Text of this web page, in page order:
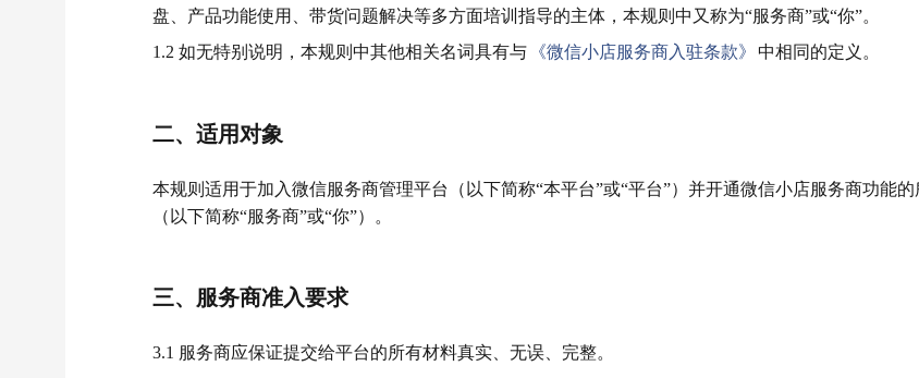
盘、产品功能使用、带货问题解决等多方面培训指导的主体，本规则中又称为“服务商”或“你”。
1.2 如无特别说明，本规则中其他相关名词具有与
《微信小店服务商入驻条款》 中相同的定义。
二、适用对象
本规则适用于加入微信服务商管理平台（以下简称“本平台”或“平台”）并开通微信小店服务商功能的
（以下简称“服务商”或“你”）。
三、 服务商准入要求
3.1 服务商应保证提交给平台的所有材料真实、无误、完整。